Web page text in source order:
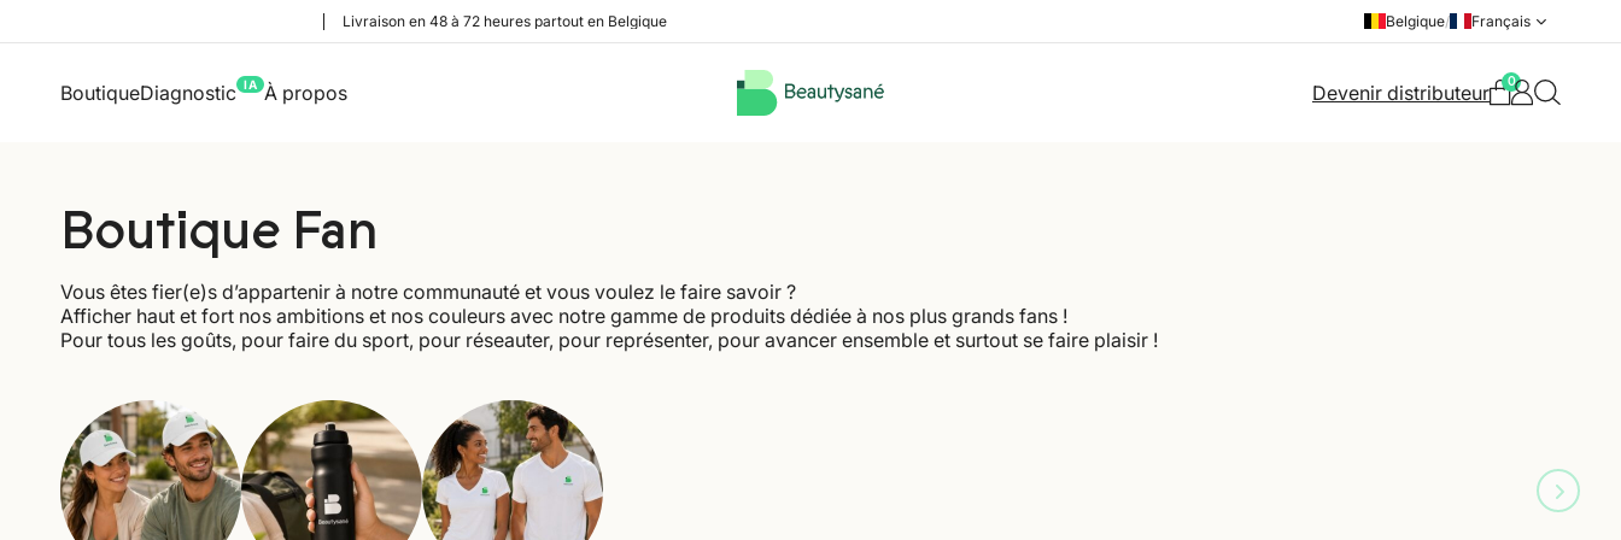
Livraison en 48 à 72 heures partout en Belgique Belgique/ Français
BoutiqueDiagnostic IA À propos Devenir distributeur 0
Boutique Fan
Vous êtes fier(e)s d’appartenir à notre communauté et vous voulez le faire savoir ?
Afficher haut et fort nos ambitions et nos couleurs avec notre gamme de produits dédiée à nos plus grands fans !
Pour tous les goûts, pour faire du sport, pour réseauter, pour représenter, pour avancer ensemble et surtout se faire plaisir !